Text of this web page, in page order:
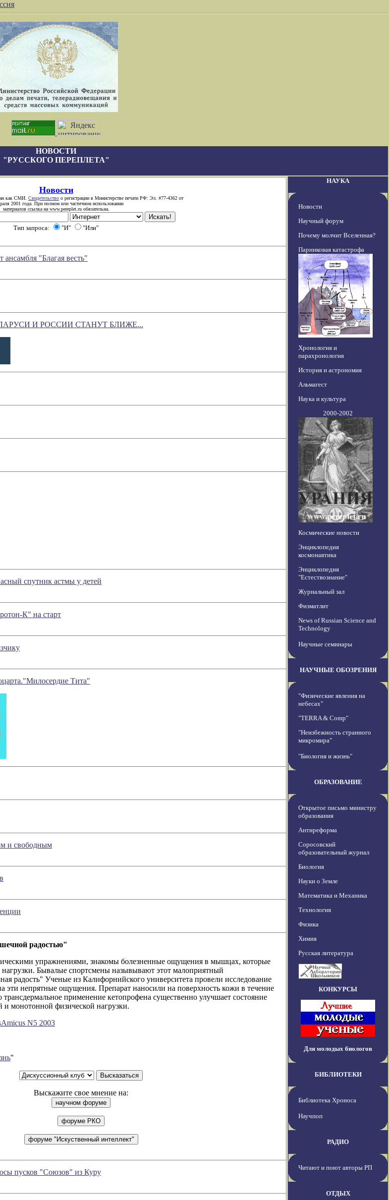
НОВОСТИ
"РУССКОГО ПЕРЕПЛЕТА"
Новости
как СМИ. Свидетельство о регистрации в Министерстве печати РФ: Эл. #77-4362 от
2001 года. При полном или частичном использовании
материалов ссылка на www.pereplet.ru обязательна.
Тип запроса: "И" "Или"
ансамбля "Благая весть"
И РОССИИ СТАНУТ БЛИЖЕ...
спутник астмы у детей
К" на старт
Тита"
и свободным
радостью"
упражнениями, знакомы болезненные ощущения в мышцах, которые
нагрузки. Бывалые спортсмены назывывают этот малоприятный
радость" Ученые из Калифорнийского университета провели исследование
эти непрятные ощущения. Препарат наносили на поверхность кожи в течение
трансдермальное применение кетопрофена существенно улучшает состояние
и монотонной физической нагрузки.
N5 2003
"
Выскажите свое мнение на:
пусков "Союзов" из Куру
НАУКА
Новости
Научный форум
Почему молчит Вселенная?
Парниковая катастрофа
Хронология и
парахронология
История и астрономия
Альмагест
Наука и культура
2000-2002
Космические новости
Энциклопедия
космонавтика
Энциклопедия
"Естествознание"
Журнальный зал
Физматлит
News of Russian Science and
Technology
Научные семинары
НАУЧНЫЕ ОБОЗРЕНИЯ
"Физические явления на
небесах"
"TERRA & Comp"
"Неизбежность странного
микромира"
"Биология и жизнь"
ОБРАЗОВАНИЕ
Открытое письмо министру
образования
Антиреформа
Соросовский
образовательный журнал
Биология
Науки о Земле
Математика и Механика
Технология
Физика
Химия
Русская литература
КОНКУРСЫ
Для молодых биологов
БИБЛИОТЕКИ
Библиотека Хроноса
Научпоп
РАДИО
Читают и поют авторы РП
ОТДЫХ